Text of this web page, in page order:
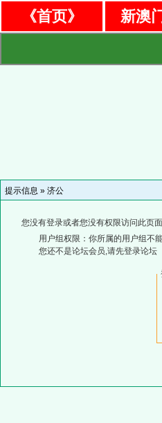
《首页》 新澳
提示信息 » 济公
您没有登录或者您没有权限访问此页
用户组权限：你所属的用户组不
您还不是论坛会员,请先登录论坛